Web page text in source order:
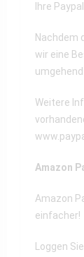
Ihre
Nachdem
wir eine
Weitere
Amazon
Amazon
einfacher!
Loggen